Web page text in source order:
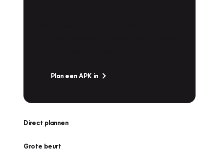
Plan een APK in
Direct plannen
Grote beurt